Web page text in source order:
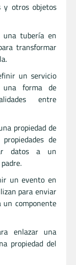
y otros objetos
una tubería en
transformar
un servicio
una forma de
entre
propiedad de
de
datos a un
un evento en
para enviar
un componente
enlazar una
propiedad del